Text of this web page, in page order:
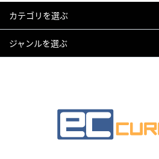
カテゴリを選ぶ
ジャンルを選ぶ